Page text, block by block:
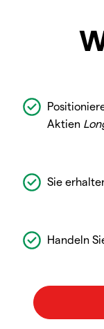
Aktien
Sie
Handeln